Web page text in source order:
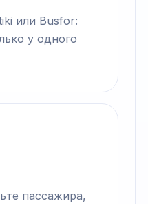
или Busfor:
у одного
пассажира,